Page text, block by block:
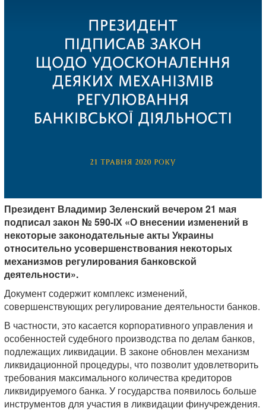
Президент Владимир Зеленский вечером 21 мая
подписал закон № 590-ІХ «О внесении изменений в
некоторые законодательные акты Украины
относительно усовершенствования некоторых
механизмов регулирования банковской
деятельности».
Документ содержит комплекс изменений,
совершенствующих регулирование деятельности банков.
В частности, это касается корпоративного управления и
особенностей судебного производства по делам банков,
подлежащих ликвидации. В законе обновлен механизм
ликвидационной процедуры, что позволит удовлетворить
требования максимального количества кредиторов
ликвидируемого банка. У государства появилось больше
инструментов для участия в ликвидации финучреждения.